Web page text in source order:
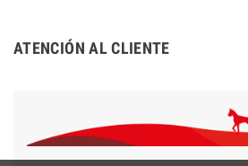
ATENCIÓN AL CLIENTE